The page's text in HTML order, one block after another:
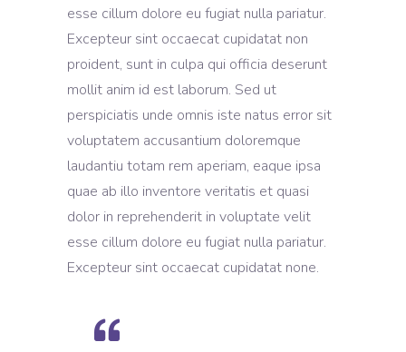
esse cillum dolore eu fugiat nulla pariatur.
Excepteur sint occaecat cupidatat non
proident, sunt in culpa qui officia deserunt
mollit anim id est laborum. Sed ut
perspiciatis unde omnis iste natus error sit
voluptatem accusantium doloremque
laudantiu totam rem aperiam, eaque ipsa
quae ab illo inventore veritatis et quasi
dolor in reprehenderit in voluptate velit
esse cillum dolore eu fugiat nulla pariatur.
Excepteur sint occaecat cupidatat none.